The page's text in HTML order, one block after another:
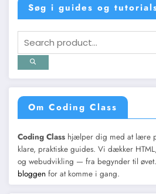
Søg i guides og
Om Coding Class
Coding Class hjælper dig med at lære
klare, praktiske guides. Vi dækker
og webudvikling — fra begynder til øvet.
bloggen for at komme i gang.